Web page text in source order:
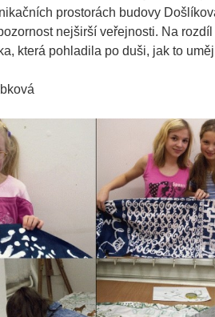
prostorách budovy
nejširší veřejnosti. Na
která pohladila po duši, jak to